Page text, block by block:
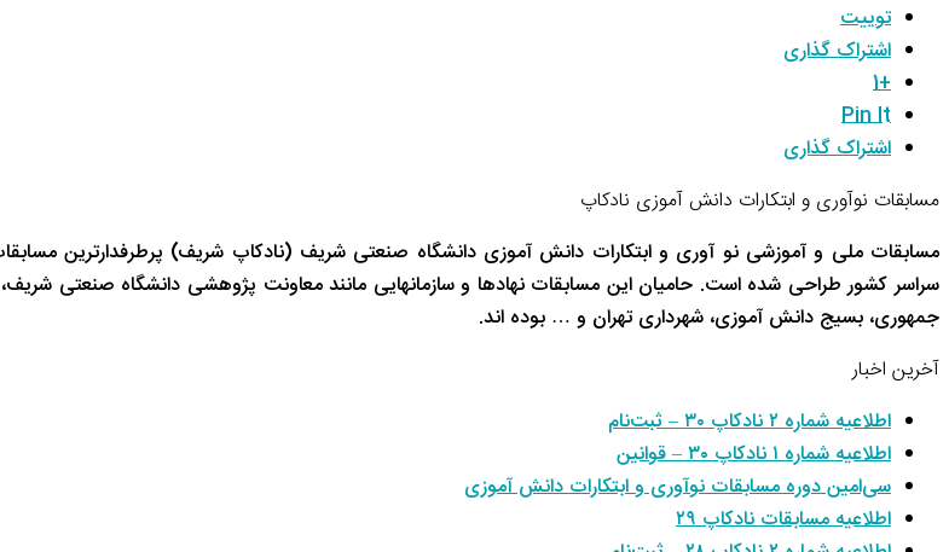
توییت
اشتراک گذاری
+1
Pin It
اشتراک گذاری
مسابقات نوآوری و ابتکارات دانش آموزی نادکاپ
مسابقات ملی و آموزشی نو آوری و ابتکارات دانش آموزی دانشگاه صنعتی شریف (نادکاپ شریف) پرطرفدارترین
سراسر کشور طراحی شده است. حامیان این مسابقات نهادها و سازمانهایی مانند معاونت پژوهشی دانشگاه صنعتی
جمهوری، بسیج دانش آموزی، شهرداری تهران و … بوده اند.
آخرین اخبار
اطلاعیه شماره ۲ نادکاپ ۳۰ – ثبت‌نام
اطلاعیه شماره ۱ نادکاپ ۳۰ – قوانین
سی‌امین دوره مسابقات نوآوری و ابتکارات دانش آموزی
اطلاعیه مسابقات نادکاپ ۲۹